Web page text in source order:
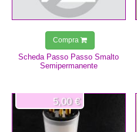
Scheda Passo Passo Smalto
Semipermanente
Compra
5,00 €